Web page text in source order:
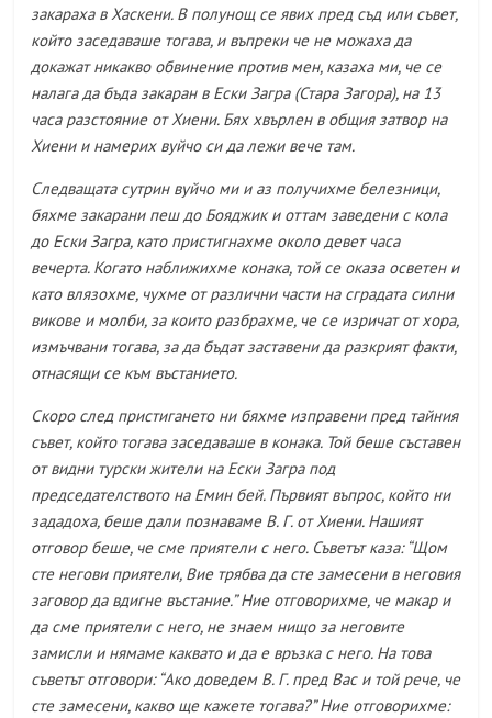
закараха в Хаскени. В полунощ се явих пред съд или съвет,
който заседаваше тогава, и въпреки че не можаха да
докажат никакво обвинение против мен, казаха ми, че се
налага да бъда закаран в Ески Загра (Стара Загора), на 13
часа разстояние от Хиени. Бях хвърлен в общия затвор на
Хиени и намерих вуйчо си да лежи вече там.
Следващата сутрин вуйчо ми и аз получихме белезници,
бяхме закарани пеш до Бояджик и оттам заведени с кола
до Ески Загра, като пристигнахме около девет часа
вечерта. Когато наближихме конака, той се оказа осветен и
като влязохме, чухме от различни части на сградата силни
викове и молби, за които разбрахме, че се изричат от хора,
измъчвани тогава, за да бъдат заставени да разкрият факти,
отнасящи се към въстанието.
Скоро след пристигането ни бяхме изправени пред тайния
съвет, който тогава заседаваше в конака. Той беше съставен
от видни турски жители на Ески Загра под
председателството на Емин бей. Първият въпрос, който ни
зададоха, беше дали познаваме В. Г. от Хиени. Нашият
отговор беше, че сме приятели с него. Съветът каза: “Щом
сте негови приятели, Вие трябва да сте замесени в неговия
заговор да вдигне въстание.” Ние отговорихме, че макар и
да сме приятели с него, не знаем нищо за неговите
замисли и нямаме каквато и да е връзка с него. На това
съветът отговори: “Ако доведем В. Г. пред Вас и той рече, че
сте замесени, какво ще кажете тогава?” Ние отговорихме: